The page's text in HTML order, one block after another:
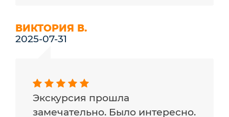
ВИКТОРИЯ В.
2025-07-31
Экскурсия прошла
замечательно. Было интересно.